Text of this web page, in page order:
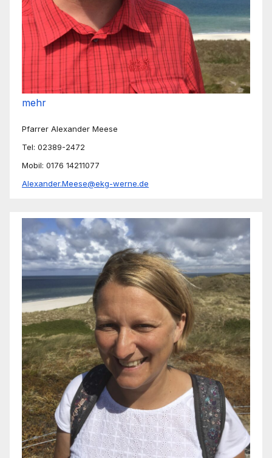
mehr
Pfarrer Alexander Meese
Tel: 02389-2472
Mobil: 0176 14211077
Alexander.Meese@ekg-werne.de